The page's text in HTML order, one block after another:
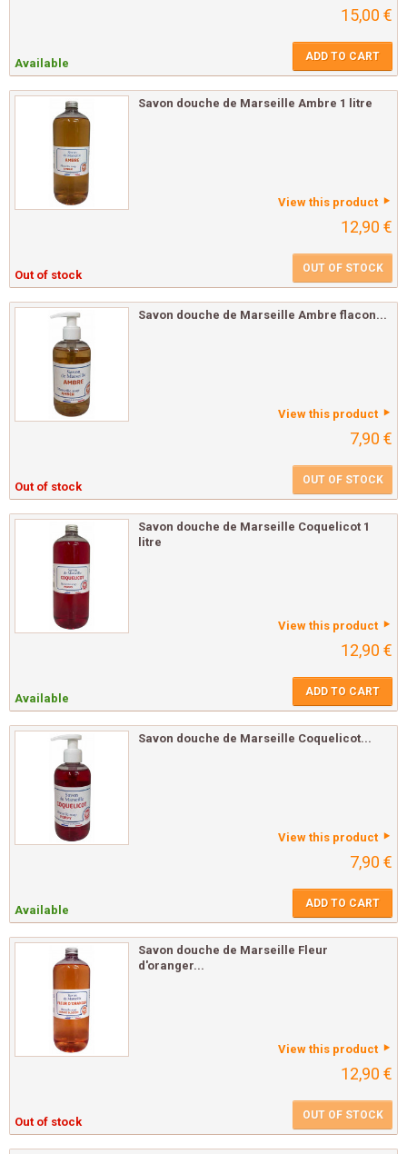
15,00 €
Available ADD TO CART
Savon douche de Marseille Ambre 1 litre
View this product
12,90 €
Out of stock OUT OF STOCK
Savon douche de Marseille Ambre flacon...
View this product
7,90 €
Out of stock OUT OF STOCK
Savon douche de Marseille Coquelicot 1
litre
View this product
12,90 €
Available ADD TO CART
Savon douche de Marseille Coquelicot...
View this product
7,90 €
Available ADD TO CART
Savon douche de Marseille Fleur
d'oranger...
View this product
12,90 €
Out of stock OUT OF STOCK